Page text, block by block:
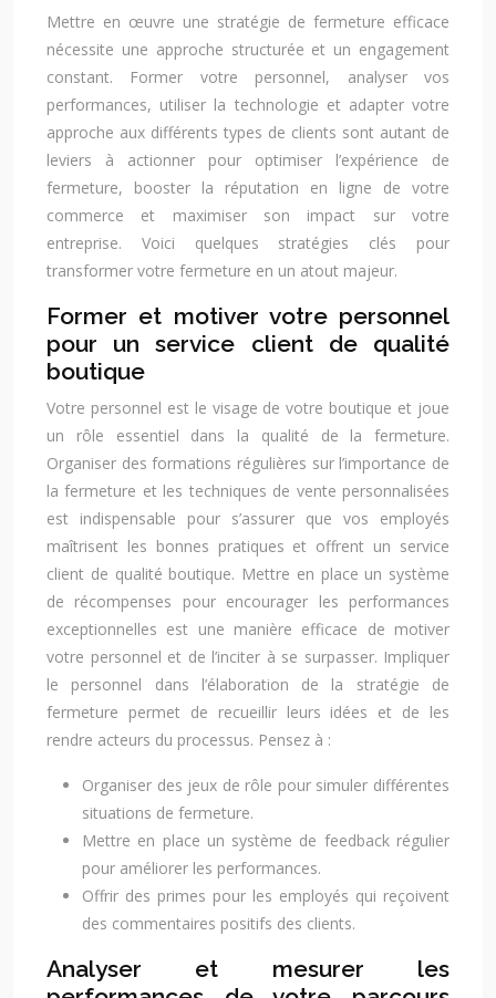
Mettre en œuvre une stratégie de fermeture efficace
nécessite une approche structurée et un engagement
constant. Former votre personnel, analyser vos
performances, utiliser la technologie et adapter votre
approche aux différents types de clients sont autant de
leviers à actionner pour optimiser l’expérience de
fermeture, booster la réputation en ligne de votre
commerce et maximiser son impact sur votre
entreprise. Voici quelques stratégies clés pour
transformer votre fermeture en un atout majeur.
Former et motiver votre personnel
pour un service client de qualité
boutique
Votre personnel est le visage de votre boutique et joue
un rôle essentiel dans la qualité de la fermeture.
Organiser des formations régulières sur l’importance de
la fermeture et les techniques de vente personnalisées
est indispensable pour s’assurer que vos employés
maîtrisent les bonnes pratiques et offrent un service
client de qualité boutique. Mettre en place un système
de récompenses pour encourager les performances
exceptionnelles est une manière efficace de motiver
votre personnel et de l’inciter à se surpasser. Impliquer
le personnel dans l’élaboration de la stratégie de
fermeture permet de recueillir leurs idées et de les
rendre acteurs du processus. Pensez à :
Organiser des jeux de rôle pour simuler différentes
situations de fermeture.
Mettre en place un système de feedback régulier
pour améliorer les performances.
Offrir des primes pour les employés qui reçoivent
des commentaires positifs des clients.
Analyser et mesurer les